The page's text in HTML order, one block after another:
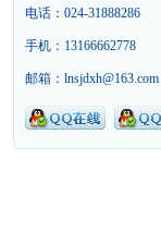
电话：024-31888286
手机：13166662778
邮箱：lnsjdxh@163.com